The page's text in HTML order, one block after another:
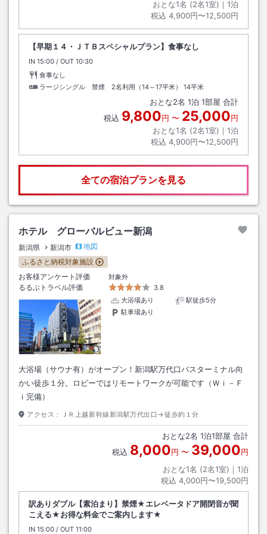
おとな1名 (2名1室)｜ 1泊
税込 4,900円〜12,500円
【早期１４・ＪＴＢスペシャルプラン】食事なし
IN チェックイン
15:00 / OUT チェックアウト
10:30
食事なし
ラージシングル 禁煙 2名利用（14～17平米）
14平米
おとな2名 1泊 1部屋 合計
税込 9,800円 〜 25,000円
おとな1名 (2名1室)｜ 1泊
税込 4,900円〜12,500円
全ての宿泊プランを見る
ホテル グローバルビュー新潟
新潟県 新潟市
地図
ふるさと納税対象施設
お客様アンケート評価
対象外
るるぶトラベル評価
3.8
大浴場あり
駅徒歩5分
駐車場あり
大浴場（サウナ有）がオープン！新潟駅万代口バスターミナル向
かい徒歩１分。ロビーではリモートワークが可能です（Ｗｉ－Ｆ
ｉ完備）
アクセス： ＪＲ上越新幹線新潟駅万代出口→徒歩約１分
おとな2名 1泊1部屋 合計
税込 8,000円 〜 39,000円
おとな1名 (2名1室)｜ 1泊
税込 4,000円〜19,500円
訳ありダブル【素泊まり】禁煙★エレベータドア開閉音が聞
こえる★お得な料金でご案内します★
IN チェックイン
15:00 / OUT チェックアウト
11:00